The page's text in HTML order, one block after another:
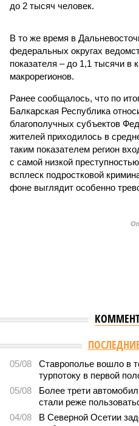
до 2 тысяч человек.
В то же время в
федеральных округах
показателя – до 1,1 тысячи в
макрорегионов.
Ранее сообщалось, что по
Балкарская Республика
благополучных субъектов
жителей приходилось в
таким показателем регион
с самой низкой
всплеск подростковой
фоне выглядит особенно
Версия //Общество //
В Дагестане
В Дагестане после ливней 18
транспортного сообщения
Отрезанные от